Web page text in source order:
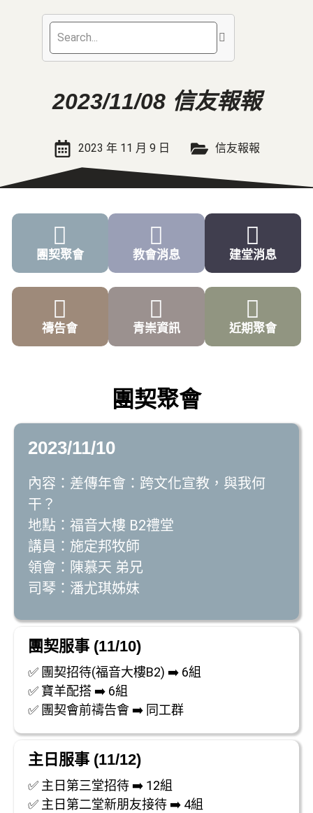
2023/11/08 信友報報
2023 年 11 月 9 日 信友報報
團契聚會
禱告會
教會消息
青崇資訊
建堂消息
近期聚會
團契聚會
2023/11/10
內容：差傳年會：跨文化宣教，與我何
干？
地點：福音大樓 B2禮堂
講員：施定邦牧師
領會：陳慕天 弟兄
司琴：潘尤琪姊妺
團契服事 (11/10)
✅ 團契招待(福音大樓B2) ➡️ 6組
✅ 寶羊配搭 ➡️ 6組
✅ 團契會前禱告會 ➡️ 同工群
主日服事 (11/12)
✅ 主日第三堂招待 ➡️ 12組
✅ 主日第二堂新朋友接待 ➡️ 4組